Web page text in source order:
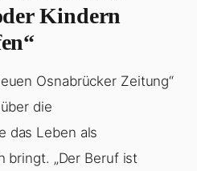
Kindern
Osnabrücker Zeitung“
die
das Leben als
bringt. „Der Beruf ist